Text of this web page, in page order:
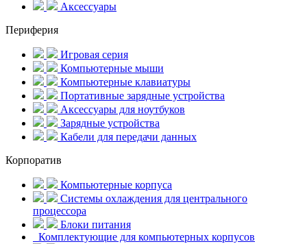
Аксессуары
Периферия
Игровая серия
Компьютерные мыши
Компьютерные клавиатуры
Портативные зарядные устройства
Аксессуары для ноутбуков
Зарядные устройства
Кабели для передачи данных
Корпоратив
Компьютерные корпуса
Системы охлаждения для центрального
процессора
Блоки питания
Комплектующие для компьютерных корпусов